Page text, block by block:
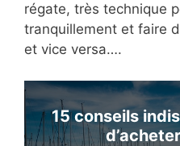
régate, très technique
tranquillement et faire
et vice versa….
15 conseils